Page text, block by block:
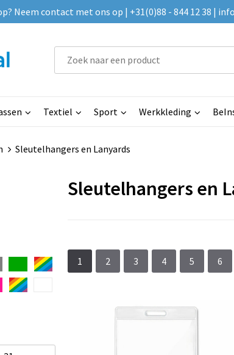
Neem contact met ons op | +31(0)88 - 844 12 38 |
Textiel Sport Werkkleding
Sleutelhangers en Lanyards
Sleutelhangers en
1 2 3 4 5 6